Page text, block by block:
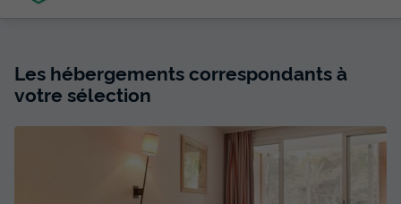
Les hébergements correspondants à
votre sélection